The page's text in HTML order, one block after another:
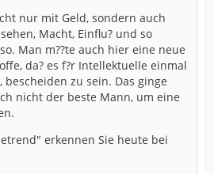
nur mit Geld, sondern auch
Macht, Einflu? und so
Man m??te auch hier eine neue
da? es f?r Intellektuelle einmal
zu sein. Das ginge
nicht der beste Mann, um eine
erkennen Sie heute bei